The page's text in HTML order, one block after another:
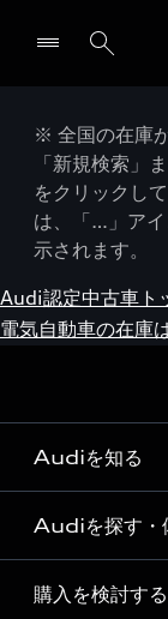
※ 全国の在庫
「新規検索」
をクリックし
は、「…」ア
示されます。
Audi認定中古車ト
電気自動車の在庫
Audiを知る
Audi ブランド
Story of Progress
Audiを探す・
ディーラー検索
購入を検討する